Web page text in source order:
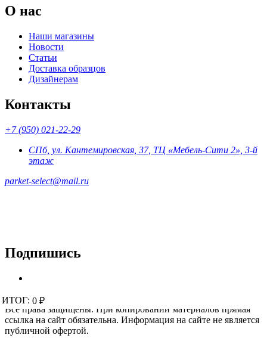
ИТОГ: 0 ₽
ИТОГ: 0 ₽
О нас
Наши магазины
Новости
Статьи
Доставка образцов
Дизайнерам
Контакты
+7 (950) 021-22-29
СПб, ул. Кантемировская, 37, ТЦ «Мебель-Сити 2», 3-й
этаж
parket-select@mail.ru
Подпишись
© 2015 - 2026 «Parket-Select» - магазин напольных покрытий.
Все права защищены. При копировании материалов прямая
ссылка на сайт обязательна. Информация на сайте не является
публичной офертой.